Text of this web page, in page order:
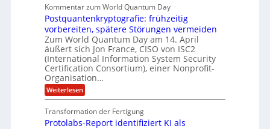
U
S
-
D
o
l
l
a
r
M
E
A
u
n
d
L
a
t
e
i
e
f
C
u
s
t
o
m
e
r
O
ff
c
e
n
e
t
K
o
m
p
e
t
e
n
z
z
e
n
f
t
r
a
g
s
d
ä
m
p
f
e
r
Kommentar zum World Quantum Day
Postquantenkryptografie: frühzeitig
vorbereiten, spätere Störungen vermeiden
Zum World Quantum Day am 14. April
äußert sich Jon France, CISO von ISC2
(International Information System Security
Certification Consortium), einer Nonprofit-
Organisation…
Weiterlesen:
P
s
t
Transformation der Fertigung
Protolabs-Report identifiziert KI als